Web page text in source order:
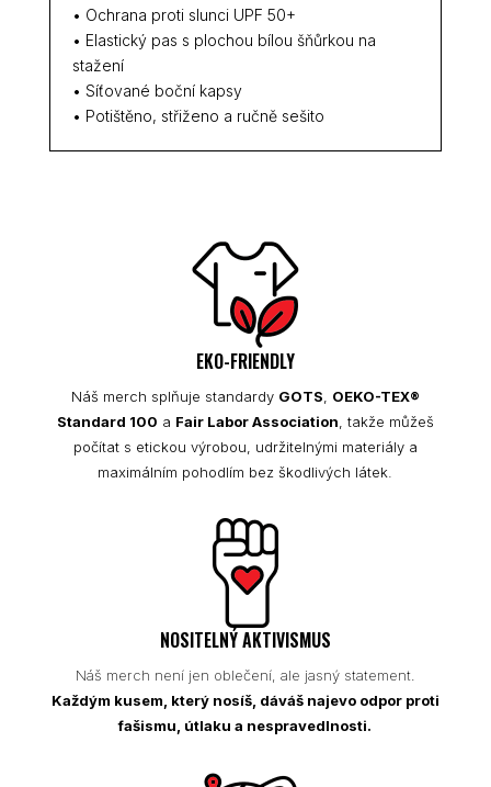
• Ochrana proti slunci UPF 50+
• Elastický pas s plochou bílou šňůrkou na
stažení
• Síťované boční kapsy
• Potištěno, střiženo a ručně sešito
EKO-FRIENDLY
Náš merch splňuje standardy GOTS
OEKO-TEX®
Standard 100 a Fair Labor Association , takže můžeš
počítat s etickou výrobou, udržitelnými materiály a
maximálním pohodlím bez škodlivých látek.
NOSITELNÝ AKTIVISMUS
Náš merch není jen oblečení, ale jasný statement.
Každým kusem, který nosíš, dáváš najevo odpor proti
fašismu, útlaku a nespravedlnosti.